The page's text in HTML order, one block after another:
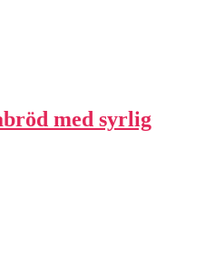
med syrlig